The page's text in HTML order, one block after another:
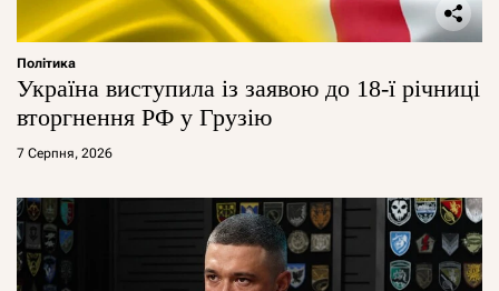
Політика
Україна виступила із заявою до 18-ї річниці
вторгнення РФ у Грузію
7 Серпня, 2026